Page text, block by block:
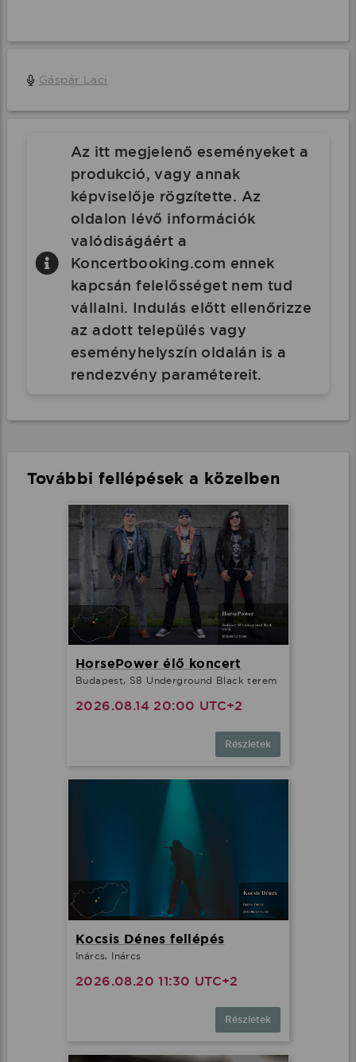
Gáspár Laci
Az itt megjelenő eseményeket a
produkció, vagy annak
képviselője rögzítette. Az
oldalon lévő információk
valódiságáért a
Koncertbooking.com ennek
kapcsán felelősséget nem tud
vállalni. Indulás előtt ellenőrizze
az adott település vagy
eseményhelyszín oldalán is a
rendezvény paramétereit.
További fellépések a közelben
HorsePower élő koncert
Budapest, S8 Underground Black terem
2026.08.14 20:00 UTC+2
Részletek
Kocsis Dénes fellépés
Inárcs, Inárcs
2026.08.20 11:30 UTC+2
Részletek